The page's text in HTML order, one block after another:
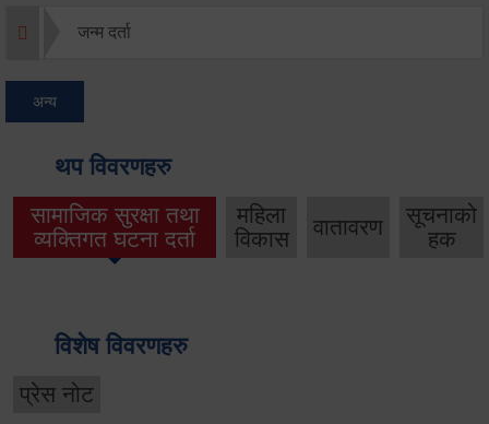
जन्म दर्ता
अन्य
थप विवरणहरु
सामाजिक सुरक्षा तथा
व्यक्तिगत घटना दर्ता
महिला
विकास
वातावरण
सूचनाको
हक
विशेष विवरणहरु
प्रेस नोट